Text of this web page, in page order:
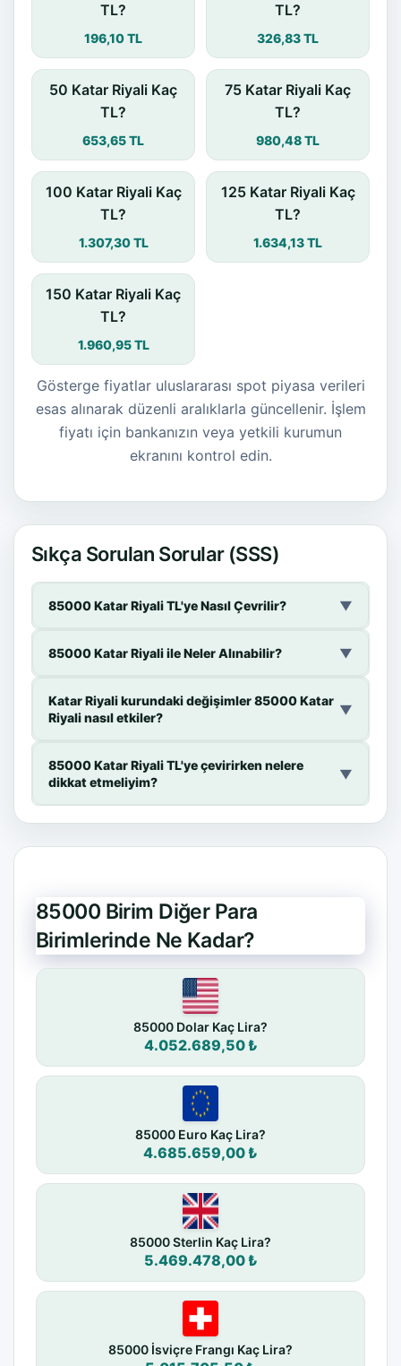
TL?
196,10 TL
TL?
326,83 TL
50 Katar Riyali Kaç
TL?
653,65 TL
75 Katar Riyali Kaç
TL?
980,48 TL
100 Katar Riyali Kaç
TL?
1.307,30 TL
125 Katar Riyali Kaç
TL?
1.634,13 TL
150 Katar Riyali Kaç
TL?
1.960,95 TL
Gösterge fiyatlar uluslararası spot piyasa verileri
esas alınarak düzenli aralıklarla güncellenir. İşlem
fiyatı için bankanızın veya yetkili kurumun
ekranını kontrol edin.
Sıkça Sorulan Sorular (SSS)
85000 Katar Riyali TL'ye Nasıl Çevrilir? ▼
85000 Katar Riyali ile Neler Alınabilir? ▼
Katar Riyali kurundaki değişimler 85000 Katar
Riyali nasıl etkiler?
▼
85000 Katar Riyali TL'ye çevirirken nelere
dikkat etmeliyim?
▼
85000 Birim Diğer Para
Birimlerinde Ne Kadar?
85000 Dolar Kaç Lira?
4.052.689,50 ₺
85000 Euro Kaç Lira?
4.685.659,00 ₺
85000 Sterlin Kaç Lira?
5.469.478,00 ₺
85000 İsviçre Frangı Kaç Lira?